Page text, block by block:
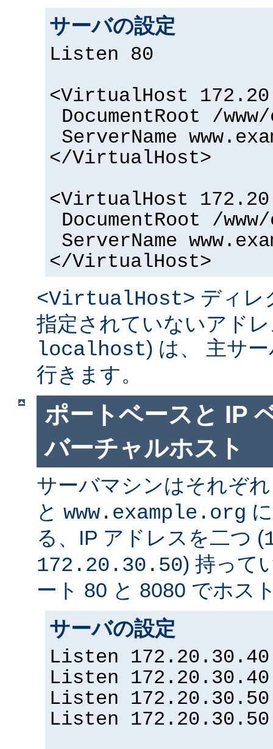
サーバの設定
Listen 80
<VirtualHost
DocumentRoot /
ServerName
</VirtualHost>
<VirtualHost
DocumentRoot /
ServerName
</VirtualHost>
<VirtualHost> ディレ
指定されていないアド
localhost) は、 主サ
行きます。
ポートベースと IP
バーチャルホスト
サーバマシンはそれぞ
と www.example.org
る、IP アドレスを二つ (
172.20.30.50) 持って
ート 80 と 8080 でホス
サーバの設定
Listen
Listen
Listen
Listen